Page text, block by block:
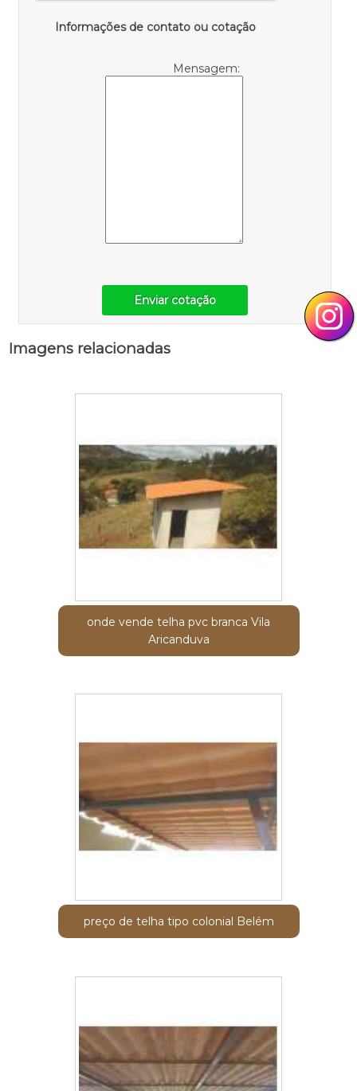
Informações de contato ou cotação
Mensagem:
Enviar cotação
Imagens relacionadas
onde vende telha pvc branca Vila
Aricanduva
preço de telha tipo colonial Belém